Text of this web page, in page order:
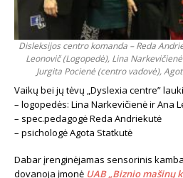
Disleksijos centro komanda – Reda
Leonovič (Logopedė), Lina
Jurgita Pocienė (centro vadovė),
Vaikų bei jų tėvų „Dyslexia centre”
– logopedės: Lina Narkevičienė ir Ana
– spec.pedagogė Reda Andriekutė
– psichologė Agota Statkutė
Dabar įrenginėjamas sensorinis
dovanoja įmonė UAB „Biznio mašinų